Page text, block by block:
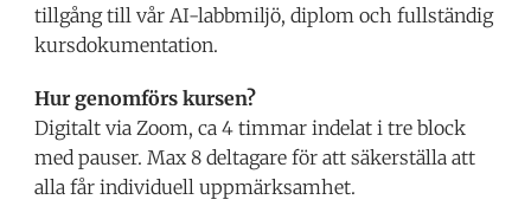
tillgång till vår AI-labbmiljö, diplom och fullständig
kursdokumentation.
Hur genomförs kursen?
Digitalt via Zoom, ca 4 timmar indelat i tre block
med pauser. Max 8 deltagare för att säkerställa att
alla får individuell uppmärksamhet.